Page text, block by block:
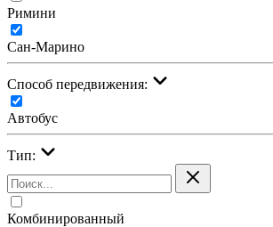
Римини
Сан-Марино
Cпособ передвижения:
Автобус
Тип:
Комбинированный